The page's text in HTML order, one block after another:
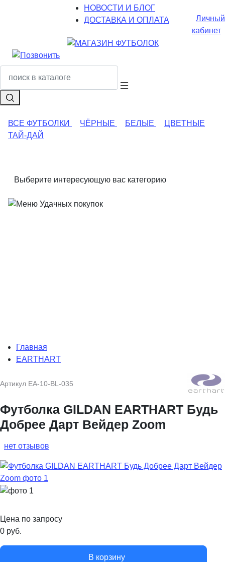
НОВОСТИ И БЛОГ
ДОСТАВКА И ОПЛАТА
Личный
кабинет
ВСЕ ФУТБОЛКИ ЧЁРНЫЕ БЕЛЫЕ
ЦВЕТНЫЕ
ТАЙ-ДАЙ
Выберите интересующую вас категорию
Главная
EARTHART
Артикул EA-10-BL-035
Футболка GILDAN EARTHART Будь
Добрее Дарт Вейдер Zoom
нет отзывов
Цена по запросу
0 руб.
В корзину